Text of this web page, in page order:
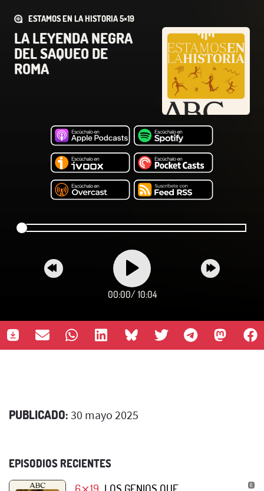
ESTAMOS EN LA HISTORIA 5×19
LA LEYENDA NEGRA
DEL SAQUEO DE
ROMA
00:00/ 10:04
PUBLICADO: 30 mayo 2025
EPISODIOS RECIENTES